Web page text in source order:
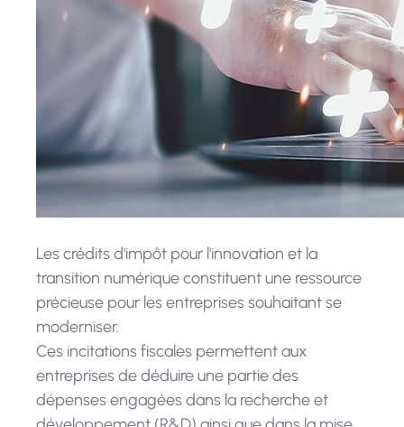
Les crédits d'impôt pour l'innovation et la
transition numérique constituent une ressource
précieuse pour les entreprises souhaitant se
moderniser.
Ces incitations fiscales permettent aux
entreprises de déduire une partie des
dépenses engagées dans la recherche et